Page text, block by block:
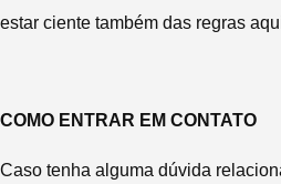
estar ciente também das regras
COMO ENTRAR EM CONTATO
Caso tenha alguma dúvida